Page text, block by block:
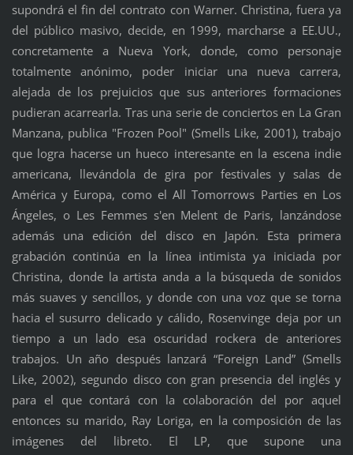
supondrá el fin del contrato con Warner. Christina, fuera ya
del público masivo, decide, en 1999, marcharse a EE.UU.,
concretamente a Nueva York, donde, como personaje
totalmente anónimo, poder iniciar una nueva carrera,
alejada de los prejuicios que sus anteriores formaciones
pudieran acarrearla. Tras una serie de conciertos en La Gran
Manzana, publica "Frozen Pool" (Smells Like, 2001), trabajo
que logra hacerse un hueco interesante en la escena indie
americana, llevándola de gira por festivales y salas de
América y Europa, como el All Tomorrows Parties en Los
Ángeles, o Les Femmes s'en Melent de Paris, lanzándose
además una edición del disco en Japón. Esta primera
grabación continúa en la línea intimista ya iniciada por
Christina, donde la artista anda a la búsqueda de sonidos
más suaves y sencillos, y donde con una voz que se torna
hacia el susurro delicado y cálido, Rosenvinge deja por un
tiempo a un lado esa oscuridad rockera de anteriores
trabajos. Un año después lanzará “Foreign Land” (Smells
Like, 2002), segundo disco con gran presencia del inglés y
para el que contará con la colaboración del por aquel
entonces su marido, Ray Loriga, en la composición de las
imágenes del libreto. El LP, que supone una